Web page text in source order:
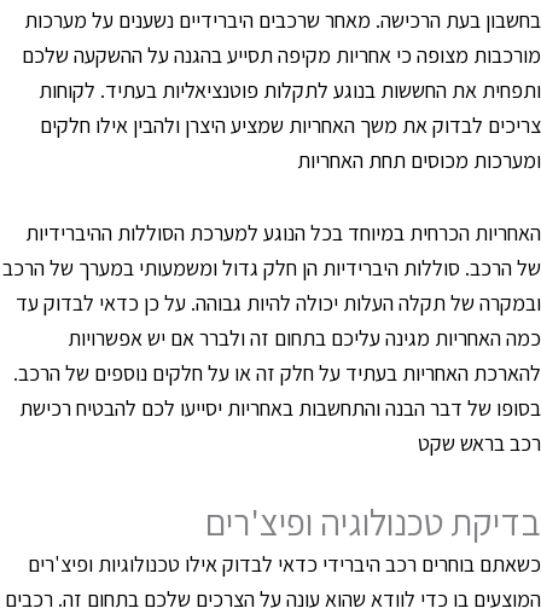
בעת הרכישה. מאחר שרכבים היברידיים נשענים על מערכות
מצופה כי אחריות מקיפה תסייע בהגנה על ההשקעה שלכם
את החששות בנוגע לתקלות פוטנציאליות בעתיד. לקוחות
לבדוק את משך האחריות שמציע היצרן ולהבין אילו חלקים
מכוסים תחת האחריות
הכרחית במיוחד בכל הנוגע למערכת הסוללות ההיברידיות
הרכב. סוללות היברידיות הן חלק גדול ומשמעותי במערך של הרכב
של תקלה העלות יכולה להיות גבוהה. על כן כדאי לבדוק עד
האחריות מגינה עליכם בתחום זה ולברר אם יש אפשרויות
האחריות בעתיד על חלק זה או על חלקים נוספים של הרכב.
של דבר הבנה והתחשבות באחריות יסייעו לכם להבטיח רכישת
בראש שקט
טכנולוגיה ופיצ'רים
בוחרים רכב היברידי כדאי לבדוק אילו טכנולוגיות ופיצ'רים
בו כדי לוודא שהוא עונה על הצרכים שלכם בתחום זה. רכבים